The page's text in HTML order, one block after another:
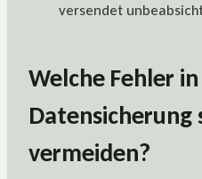
versendet
Welche Fehler
Datensicherung
vermeiden?